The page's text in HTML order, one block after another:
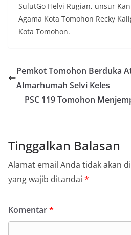
SulutGo Helvi Rugian, unsur
Agama Kota Tomohon Recky
Kota Tomohon.
Pemkot Tomohon Berduka
Almarhumah Selvi Keles
PSC 119 Tomohon
Tinggalkan Balasan
Alamat email Anda tidak akan
yang wajib ditandai *
Komentar*